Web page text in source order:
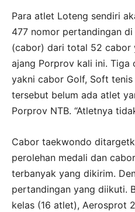
Para atlet Loteng sendiri
477 nomor pertandingan
(cabor) dari total 52 cabor
ajang Porprov kali ini.
yakni cabor Golf, Soft
tersebut belum ada atlet
Porprov NTB. “Atletnya
Cabor taekwondo
perolehan medali dan
terbanyak yang dikirim.
pertandingan yang diikuti.
kelas (16 atlet), Aerosprot